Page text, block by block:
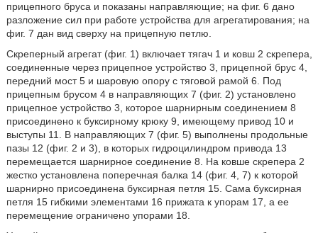
прицепного бруса и показаны направляющие; на фиг. 6 дано
разложение сил при работе устройства для агрегатирования; на
фиг. 7 дан вид сверху на прицепную петлю.
Скреперный агрегат (фиг. 1) включает тягач 1 и ковш 2 скрепера,
соединенные через прицепное устройство 3, прицепной брус 4,
передний мост 5 и шаровую опору с тяговой рамой 6. Под
прицепным брусом 4 в направляющих 7 (фиг. 2) установлено
прицепное устройство 3, которое шарнирным соединением 8
присоединено к буксирному крюку 9, имеющему привод 10 и
выступы 11. В направляющих 7 (фиг. 5) выполнены продольные
пазы 12 (фиг. 2 и 3), в которых гидроцилиндром привода 13
перемещается шарнирное соединение 8. На ковше скрепера 2
жестко установлена поперечная балка 14 (фиг. 4, 7) к которой
шарнирно присоединена буксирная петля 15. Сама буксирная
петля 15 гибкими элементами 16 прижата к упорам 17, а ее
перемещение ограничено упорами 18.